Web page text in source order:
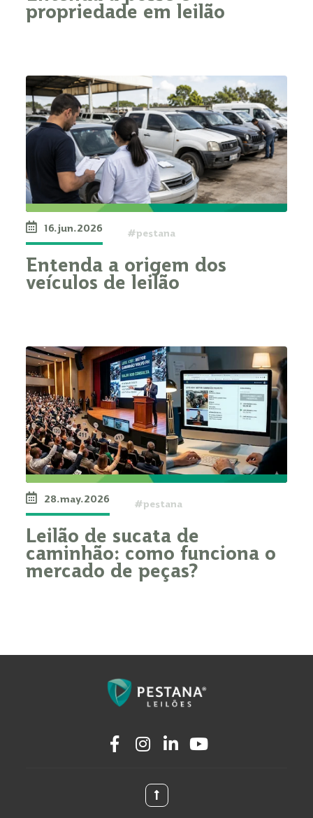
propriedade em leilão
16.jun.2026 #pestana
Entenda a origem dos
veículos de leilão
28.may.2026 #pestana
Leilão de sucata de
caminhão: como funciona o
mercado de peças?